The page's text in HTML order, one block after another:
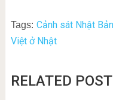
Tags: Cảnh sát Nhật Bản
Việt ở Nhật
RELATED